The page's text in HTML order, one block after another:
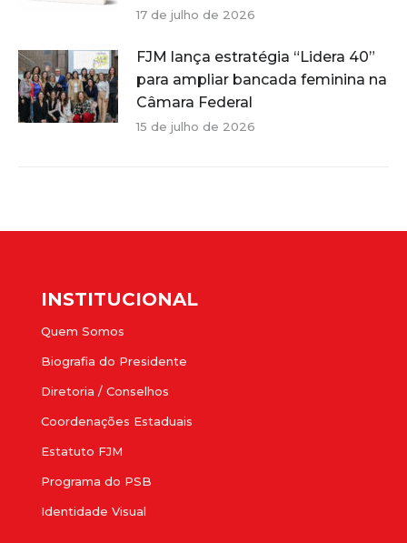
17 de julho de 2026
FJM lança estratégia “Lidera 40”
para ampliar bancada feminina na
Câmara Federal
15 de julho de 2026
INSTITUCIONAL
Quem Somos
Biografia do Presidente
Diretoria / Conselhos
Coordenações Estaduais
Estatuto FJM
Programa do PSB
Identidade Visual